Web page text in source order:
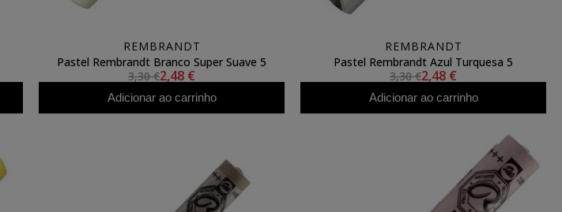
REMBRANDT
Pastel Rembrandt Branco Super Suave 5
3,30 €2,48 €
Adicionar ao carrinho
REMBRANDT
Pastel Rembrandt Azul Turquesa 5
3,30 €2,48 €
Adicionar ao carrinho